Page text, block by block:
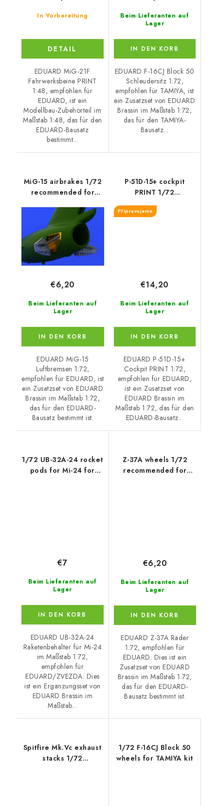
In Vorbereitung
DETAIL
EDUARD MiG-21F
Fahrwerksbeine PRINT
1:48, empfohlen für
EDUARD, ist ein
Modellbau-Zubehörteil im
Maßstab 1:48, das für den
EDUARD-Bausatz
bestimmt...
Beim Lieferanten auf
Lager
IN DEN KORB
EDUARD F-16CJ Block 50
Schleudersitz 1:72,
empfohlen für TAMIYA, ist
ein Zusatzset von EDUARD
Brassin im Maßstab 1:72,
das für den TAMIYA-
Bausatz...
MiG-15 airbrakes 1/72
recommended for
Beim Lieferanten auf
Lager
€6,20
IN DEN KORB
EDUARD MiG-15
Luftbremsen 1:72,
empfohlen für EDUARD, ist
ein Zusatzset von EDUARD
Brassin im Maßstab 1:72,
das für den EDUARD-
Bausatz bestimmt ist.
P-51D-15+ cockpit
PRINT 1/72
recommended for
EDUARD
Připravujeme
Beim Lieferanten auf
Lager
€14,20
IN DEN KORB
EDUARD P-51D-15+
Cockpit PRINT 1:72,
empfohlen für EDUARD,
ist ein Zusatzset von
EDUARD Brassin im
Maßstab 1:72, das für den
EDUARD-Bausatz...
1/72 UB-32A-24 rocket
pods for Mi-24 for
Beim Lieferanten auf
Lager
€7
IN DEN KORB
EDUARD UB-32A-24
Raketenbehälter für Mi-24
im Maßstab 1:72,
empfohlen für
EDUARD/ZVEZDA: Dies
ist ein Ergänzungsset von
EDUARD Brassin im
Maßstab...
Z-37A wheels 1/72
recommended for
Beim Lieferanten auf
Lager
€6,20
IN DEN KORB
EDUARD Z-37A Räder
1:72, empfohlen für
EDUARD: Dies ist ein
Zusatzset von EDUARD
Brassin im Maßstab 1:72,
das für den EDUARD-
Bausatz bestimmt ist.
Spitfire Mk.Vc exhaust
stacks 1/72
1/72 F-16CJ Block 50
wheels for TAMIYA kit